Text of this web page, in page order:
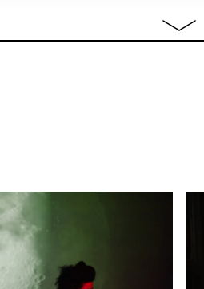
23:00